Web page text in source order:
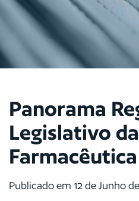
Panorama
Legislativo
Farmacêutica
Publicado em 12 de Junho